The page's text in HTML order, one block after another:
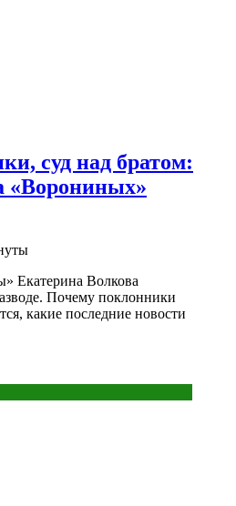
суд над братом:
«Ворониных»
Екатерина Волкова
Почему поклонники
какие последние новости